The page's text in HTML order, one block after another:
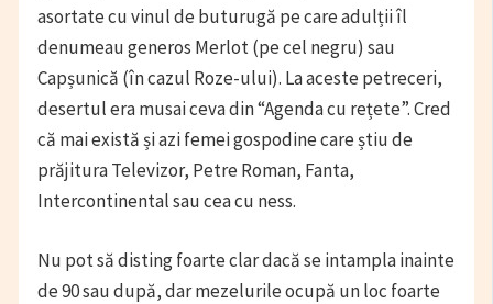
asortate cu vinul de buturugă pe care adulții îl
denumeau generos Merlot (pe cel negru) sau
Capșunică (în cazul Roze-ului). La aceste petreceri,
desertul era musai ceva din “Agenda cu rețete”. Cred
că mai există și azi femei gospodine care știu de
prăjitura Televizor, Petre Roman, Fanta,
Intercontinental sau cea cu ness.
Nu pot să disting foarte clar dacă se intampla inainte
de 90 sau după, dar mezelurile ocupă un loc foarte